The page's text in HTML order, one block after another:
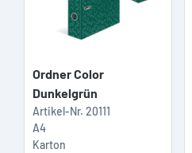
Ordner Color
Dunkelgrün
Artikel-Nr. 20111
A4
Karton